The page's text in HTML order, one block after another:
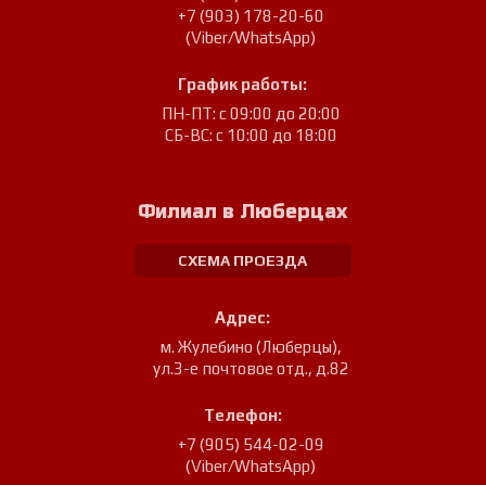
+7 (903) 178-20-60
(Viber/WhatsApp)
График работы:
ПН-ПТ: с 09:00 до 20:00
СБ-ВС: с 10:00 до 18:00
Филиал в Люберцах
СХЕМА ПРОЕЗДА
Адрес:
м. Жулебино (Люберцы),
ул.3-е почтовое отд., д.82
Телефон:
+7 (905) 544-02-09
(Viber/WhatsApp)